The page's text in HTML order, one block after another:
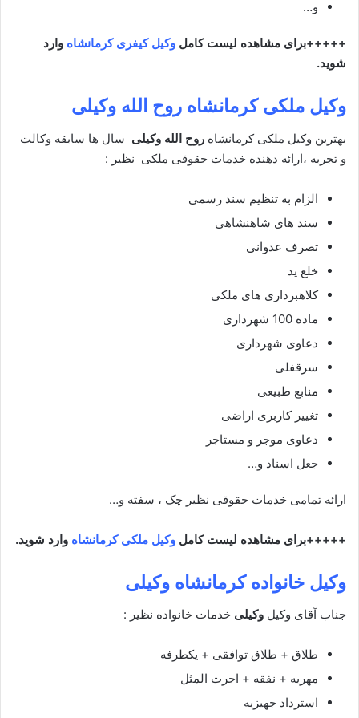
و…
+++++برای مشاهده لیست کامل وکیل کیفری کرمانشاه وارد
شوید.
وکیل ملکی کرمانشاه روح الله وکیلی
بهترین وکیل ملکی کرمانشاه روح الله وکیلی سال ها سابقه وکالت
و تجربه ،ارائه دهنده خدمات حقوقی ملکی نظیر :
الزام به تنظیم سند رسمی
سند های شاهنشاهی
تصرف عدوانی
خلع ید
کلاهبرداری های ملکی
ماده 100 شهرداری
دعاوی شهرداری
سرقفلی
منابع طبیعی
تغییر کاربری اراضی
دعاوی موجر و مستاجر
جعل اسناد و…
ارائه تمامی خدمات حقوقی نظیر چک ، سفته و…
+++++برای مشاهده لیست کامل وکیل ملکی کرمانشاه وارد شوید.
وکیل خانواده کرمانشاه وکیلی
جناب آقای وکیل وکیلی خدمات خانواده نظیر :
طلاق + طلاق توافقی + یکطرفه
مهریه + نفقه + اجرت المثل
استرداد جهیزیه